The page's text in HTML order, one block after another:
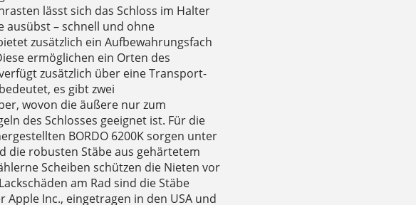
lässt sich das Schloss im Halter
ausübst – schnell und ohne
zusätzlich ein Aufbewahrungsfach
ermöglichen ein Orten des
zusätzlich über eine Transport-
es gibt zwei
wovon die äußere nur zum
des Schlosses geeignet ist. Für die
BORDO 6200K sorgen unter
die robusten Stäbe aus gehärtetem
Scheiben schützen die Nieten vor
am Rad sind die Stäbe
Inc., eingetragen in den USA und